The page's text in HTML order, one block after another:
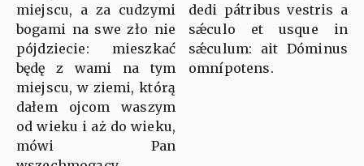
miejscu, a za cudzymi
bogami na swe zło nie
pójdziecie: mieszkać
będę z wami na tym
miejscu, w ziemi, którą
dałem ojcom waszym
od wieku i aż do wieku,
mówi Pan
dedi pátribus vestris a
sǽculo et usque in
sǽculum: ait Dóminus
omnípotens.